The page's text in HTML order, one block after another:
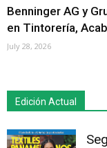
Benninger AG y
en Tintorería,
July 28, 2026
Edición Actual